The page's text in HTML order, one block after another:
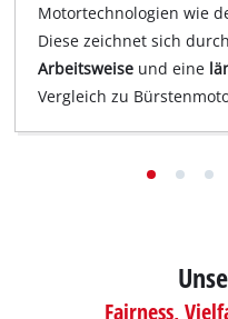
Motortechnologien wie
Diese zeichnet sich
Arbeitsweiseund eine
Vergleich zu
Fairness,